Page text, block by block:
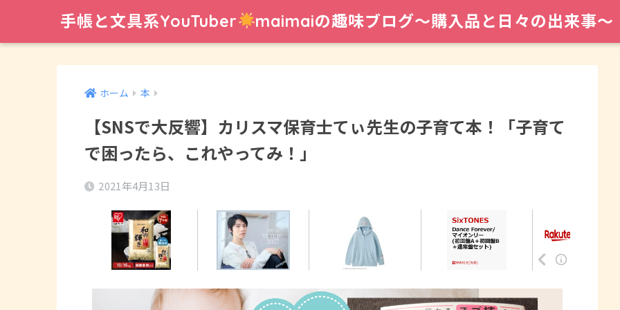
手帳と文具系YouTuber maimaiの趣味ブログ〜購入品と日々の出来事〜
ホーム 本
【SNSで大反響】カリスマ保育士てぃ先生の子育て本！「子育て
で困ったら、これやってみ！」
2021年4月13日